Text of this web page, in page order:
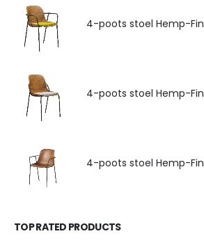
4-poots stoel Hemp-
4-poots stoel Hemp-
4-poots stoel Hemp-
TOP RATED PRODUCTS